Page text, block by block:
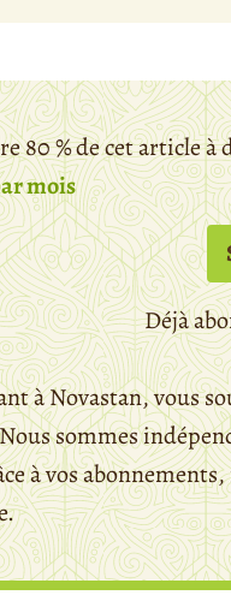
80 % de cet article
mois
Déjà
à Novastan, vous
sommes
à vos